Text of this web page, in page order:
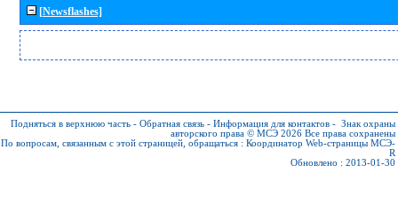
[Newsflashes]
Подняться в верхнюю часть - Обратная связь - Информация для контактов - Знак охраны
авторского права © МСЭ 2026 Все права сохранены
По вопросам, связанным с этой страницей, обращаться : Координатор Web-страницы МСЭ-
R
Обновлено : 2013-01-30